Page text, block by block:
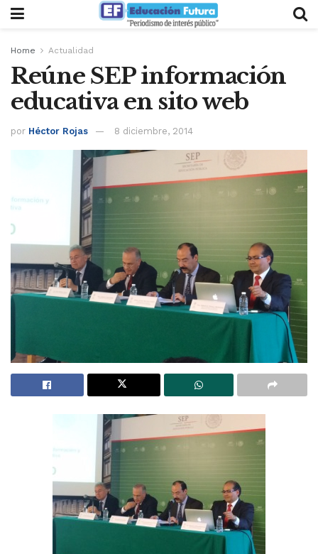
Home Actualidad
Reúne SEP información
educativa en sito web
por Héctor Rojas 8 diciembre, 2014